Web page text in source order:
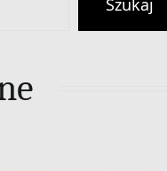
Szukaj